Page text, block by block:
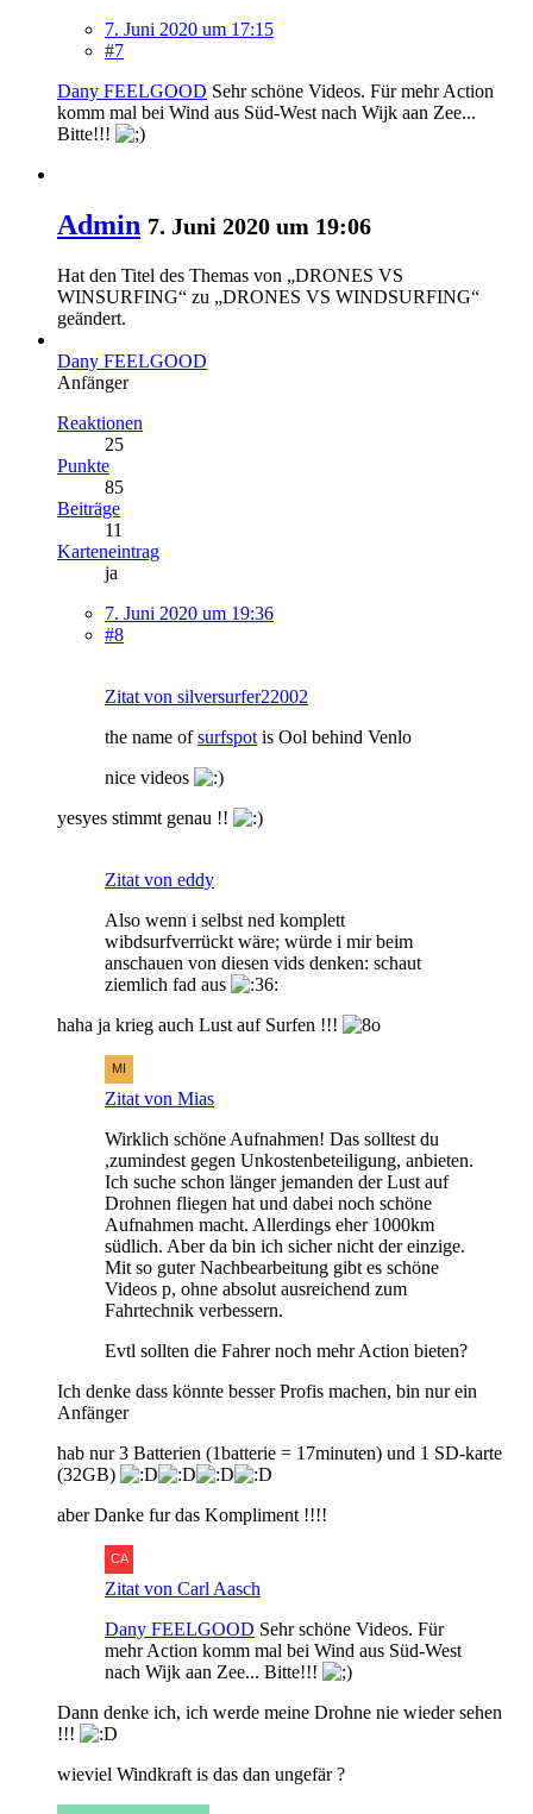
7. Juni 2020 um 17:15
#7
Dany FEELGOOD Sehr schöne Videos. Für mehr Action
komm mal bei Wind aus Süd-West nach Wijk aan Zee...
Bitte!!!
Admin 7. Juni 2020 um 19:06
Hat den Titel des Themas von „DRONES VS
WINSURFING“ zu „DRONES VS WINDSURFING“
geändert.
Dany FEELGOOD
Anfänger
Reaktionen
25
Punkte
85
Beiträge
11
Karteneintrag
ja
7. Juni 2020 um 19:36
#8
Zitat von silversurfer22002
the name ofsurfspot is Ool behind Venlo
nice videos
yesyes stimmt genau !!
Zitat von eddy
Also wenn i selbst ned komplett
wibdsurfverrückt wäre; würde i mir beim
anschauen von diesen vids denken: schaut
ziemlich fad aus
haha ja krieg auch Lust auf Surfen !!!
Zitat von Mias
Wirklich schöne Aufnahmen! Das solltest du
,zumindest gegen Unkostenbeteiligung, anbieten.
Ich suche schon länger jemanden der Lust auf
Drohnen fliegen hat und dabei noch schöne
Aufnahmen macht. Allerdings eher 1000km
südlich. Aber da bin ich sicher nicht der einzige.
Mit so guter Nachbearbeitung gibt es schöne
Videos p, ohne absolut ausreichend zum
Fahrtechnik verbessern.
Evtl sollten die Fahrer noch mehr Action bieten?
Ich denke dass könnte besser Profis machen, bin nur ein
Anfänger
hab nur 3 Batterien (1batterie = 17minuten) und 1 SD-karte
(32GB)
aber Danke fur das Kompliment !!!!
Zitat von Carl Aasch
Dany FEELGOOD Sehr schöne Videos. Für
mehr Action komm mal bei Wind aus Süd-West
nach Wijk aan Zee... Bitte!!!
Dann denke ich, ich werde meine Drohne nie wieder sehen
!!!
wieviel Windkraft is das dan ungefär ?